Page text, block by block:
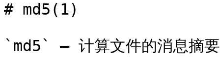
# md5(1)
`md5` — 计算文件的消息摘